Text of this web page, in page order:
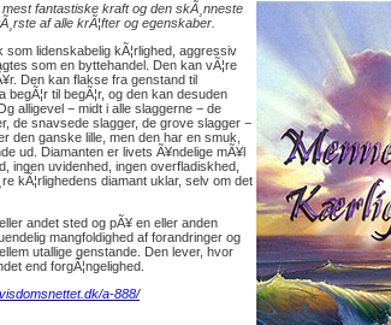
fantastiske kraft og den skÃ¸nneste
af alle krÃ¦fter og egenskaber.
som lidenskabelig kÃ¦rlighed, aggressiv
som en byttehandel. Den kan vÃ¦re
Den kan flakse fra genstand til
til begÃ¦r, og den kan desuden
alligevel − midt i alle slaggerne − de
de snavsede slagger, de grove slagger −
den ganske lille, men den har en smuk,
ud. Diamanten er livets Ã¥ndelige mÃ¥l
ingen uvidenhed, ingen overfladiskhed,
kÃ¦rlighedens diamant uklar, selv om det
andet sted og pÃ¥ en eller anden
mangfoldighed af forandringer og
utallige genstande. Den lever, hvor
end forgÃ¦ngelighed.
a-888/